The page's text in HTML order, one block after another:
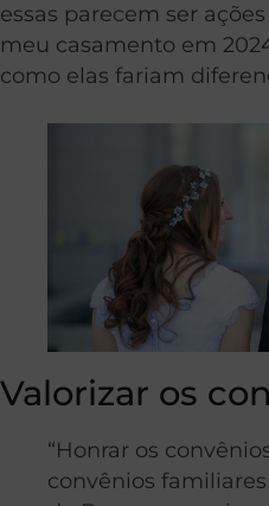
essas parecem ser
meu casamento em
como elas fariam
Valorizar os
“Honrar os
convênios